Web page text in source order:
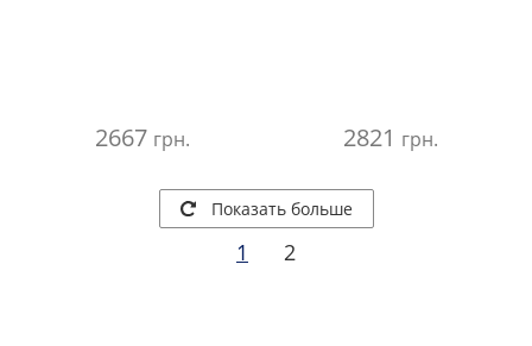
2667 грн. 2821 грн.
Показать больше
1 2